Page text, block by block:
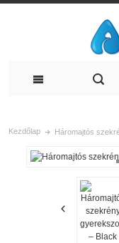
Kezdőlap Háromajtós